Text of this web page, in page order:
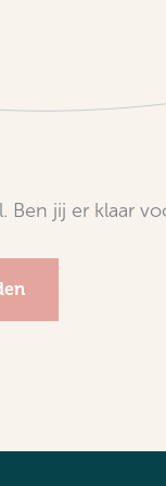
Ben jij er klaar